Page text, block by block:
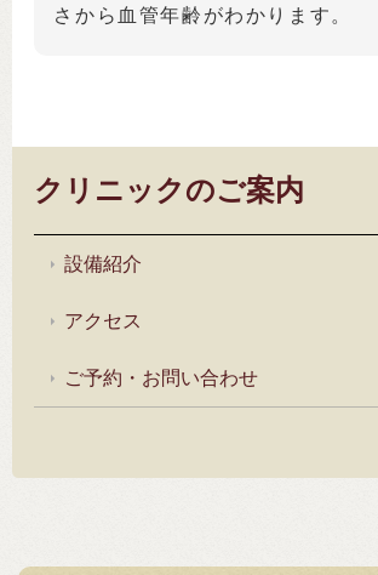
さから血管年齢がわかります。
クリニックのご案内
設備紹介
アクセス
ご予約・お問い合わせ